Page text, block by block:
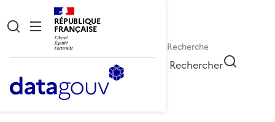
RÉPUBLIQUE
FRANÇAISE
Rechercher